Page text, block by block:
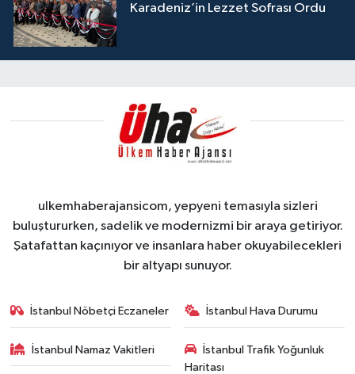
Karadeniz’in Lezzet Sofrası Ordu
ulkemhaberajansicom, yepyeni temasıyla sizleri
buluştururken, sadelik ve modernizmi bir araya getiriyor.
Şatafattan kaçınıyor ve insanlara haber okuyabilecekleri
bir altyapı sunuyor.
İstanbul Nöbetçi Eczaneler İstanbul Hava Durumu
İstanbul Namaz Vakitleri
İstanbul Trafik Yoğunluk
Haritası